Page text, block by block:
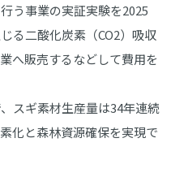
う事業の実証実験を2025
る二酸化炭素（CO2）吸収
へ販売するなどして費用を
スギ素材生産量は34年連続
化と森林資源確保を実現で